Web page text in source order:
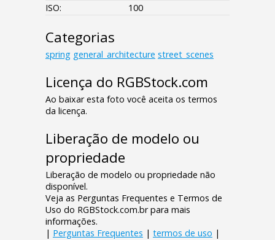
ISO:
100
Categorias
spring general_architecture street_scenes
Licença do RGBStock.com
Ao baixar esta foto você aceita os termos
da licença.
Liberação de modelo ou
propriedade
Liberação de modelo ou propriedade não
disponível.
Veja as Perguntas Frequentes e Termos de
Uso do RGBStock.com.br para mais
informações.
| Perguntas Frequentes | termos de uso |